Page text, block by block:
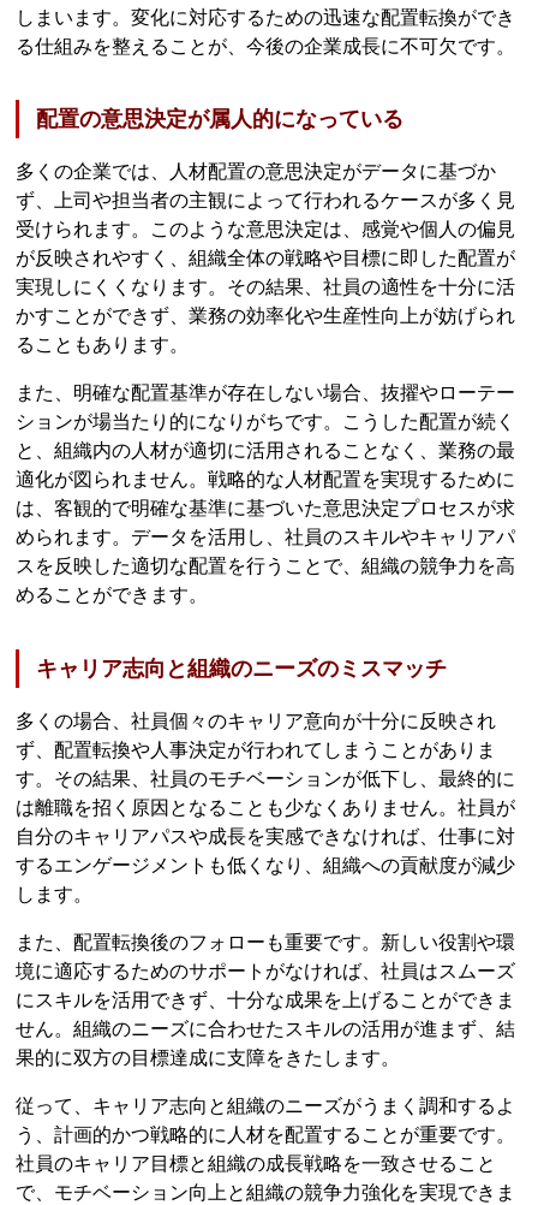
しまいます。変化に対応するための迅速な配置転換ができ
る仕組みを整えることが、今後の企業成長に不可欠です。
配置の意思決定が属人的になっている
多くの企業では、人材配置の意思決定がデータに基づか
ず、上司や担当者の主観によって行われるケースが多く見
受けられます。このような意思決定は、感覚や個人の偏見
が反映されやすく、組織全体の戦略や目標に即した配置が
実現しにくくなります。その結果、社員の適性を十分に活
かすことができず、業務の効率化や生産性向上が妨げられ
ることもあります。
また、明確な配置基準が存在しない場合、抜擢やローテー
ションが場当たり的になりがちです。こうした配置が続く
と、組織内の人材が適切に活用されることなく、業務の最
適化が図られません。戦略的な人材配置を実現するために
は、客観的で明確な基準に基づいた意思決定プロセスが求
められます。データを活用し、社員のスキルやキャリアパ
スを反映した適切な配置を行うことで、組織の競争力を高
めることができます。
キャリア志向と組織のニーズのミスマッチ
多くの場合、社員個々のキャリア意向が十分に反映され
ず、配置転換や人事決定が行われてしまうことがありま
す。その結果、社員のモチベーションが低下し、最終的に
は離職を招く原因となることも少なくありません。社員が
自分のキャリアパスや成長を実感できなければ、仕事に対
するエンゲージメントも低くなり、組織への貢献度が減少
します。
また、配置転換後のフォローも重要です。新しい役割や環
境に適応するためのサポートがなければ、社員はスムーズ
にスキルを活用できず、十分な成果を上げることができま
せん。組織のニーズに合わせたスキルの活用が進まず、結
果的に双方の目標達成に支障をきたします。
従って、キャリア志向と組織のニーズがうまく調和するよ
う、計画的かつ戦略的に人材を配置することが重要です。
社員のキャリア目標と組織の成長戦略を一致させること
で、モチベーション向上と組織の競争力強化を実現できま